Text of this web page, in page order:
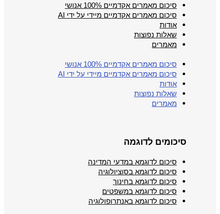
סיכום מאמרים אקדמיים 100% אנושי
סיכום מאמרים אקדמיים מיידי על ידי AI
אודות
שאלות נפוצות
מאמרים
סיכום מאמרים אקדמיים 100% אנושי
סיכום מאמרים אקדמיים מיידי על ידי AI
אודות
שאלות נפוצות
מאמרים
סיכומים לדוגמה
סיכום לדוגמא במדעי המדינה
סיכום לדוגמא בסוציולוגיה
סיכום לדוגמא בחינוך
סיכום לדוגמא במשפטים
סיכום לדוגמא באנתרופולוגיה